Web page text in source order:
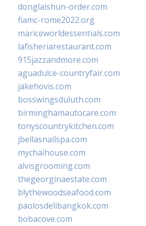
donglaishun-order.com
fiamc-rome2022.org
mariceworldessentials.com
lafisheriarestaurant.com
915jazzandmore.com
aguadulce-countryfair.com
jakehovis.com
bosswingsduluth.com
birminghamautocare.com
tonyscountrykitchen.com
jbellasnailspa.com
mychaihouse.com
alvisgrooming.com
thegeorginaestate.com
blythewoodseafood.com
paolosdelibangkok.com
bobacove.com